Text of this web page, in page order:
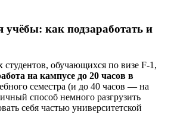
учёбы: как подзаработать и
обучающихся по визе F-1,
на кампусе до 20 часов в
семестра (и до 40 часов — на
способ немного разгрузить
себя частью университетской